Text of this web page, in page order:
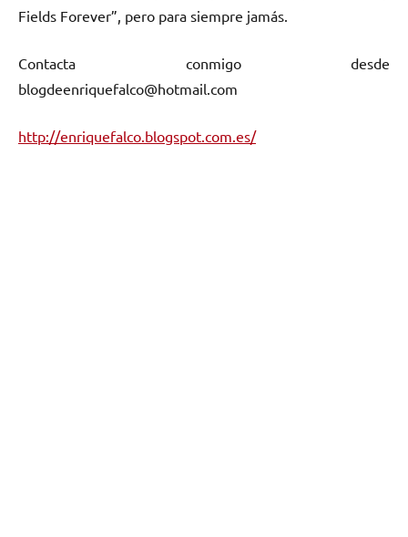
Fields Forever”, pero para siempre jamás.
Contacta conmigo desde
blogdeenriquefalco@hotmail.com
http://enriquefalco.blogspot.com.es/